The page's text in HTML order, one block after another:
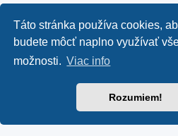
Táto stránka používa cookies,
budete môcť naplno využívať
možnosti. Viac info
Rozumiem!